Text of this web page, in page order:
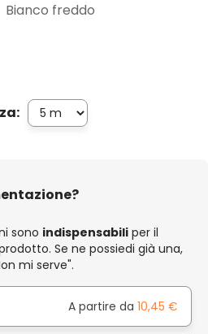
Bianco freddo
sono indispensabili per il
Se ne possiedi già una,
mi serve".
A partire da 10,45 €